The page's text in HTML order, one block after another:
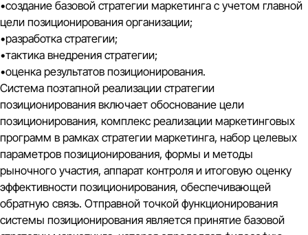
•создание базовой стратегии маркетинга с учетом главной
цели позиционирования организации;
•разработка стратегии;
•тактика внедрения стратегии;
•оценка результатов позиционирования.
Система поэтапной реализации стратегии
позиционирования включает обоснование цели
позиционирования, комплекс реализации маркетинговых
программ в рамках стратегии маркетинга, набор целевых
параметров позиционирования, формы и методы
рыночного участия, аппарат контроля и итоговую оценку
эффективности позиционирования, обеспечивающей
обратную связь. Отправной точкой функционирования
системы позиционирования является принятие базовой